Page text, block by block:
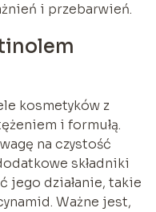
i przebarwień.
kosmetyków z
i formułą.
na czystość
składniki
jego działanie, takie
Ważne jest,